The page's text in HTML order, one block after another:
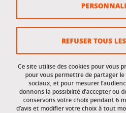
Gestion des cookies
Accessibilité : non conforme
Accès réservés
Intranet des étudiants et des
Ce site utilise des cookies pour vous
pour vous permettre de partager
sociaux, et pour mesurer
donnons la possibilité d’accepter ou
conservons votre choix pendant 6
d’avis et modifier votre choix à tout
REFUSER TOUS